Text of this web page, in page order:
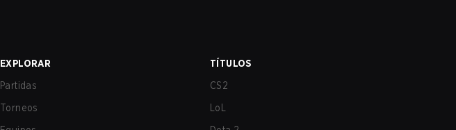
EXPLORAR
Partidas
Torneos
TÍTULOS
CS2
LoL